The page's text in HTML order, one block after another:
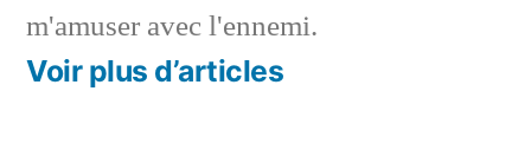
m'amuser avec l'ennemi.
Voir plus d’articles